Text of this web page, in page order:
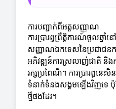
ការបញ្ជាក់ពីអត្តសញ្ញាណ
ការប្រារព្ធព្រឹត្តិការណ៍ចូលឆ្នាំ
សញ្ញាណឯកទេសនៃប្រជាជនក
អភិវឌ្ឍន៍ការស្រលាញ់ជាតិ និងក
រក្សប្រពៃណី។ ការប្រារព្ធនេះ
ទំនាក់ទំនងសង្គមឡើងវិញទេ ប៉ុ
ថ្មីផងដែរ។